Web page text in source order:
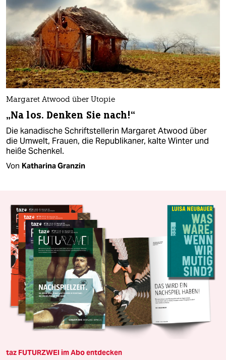
Margaret Atwood über Utopie
„Na los. Denken Sie nach!“
Die kanadische Schriftstellerin Margaret Atwood über
die Umwelt, Frauen, die Republikaner, kalte Winter und
heiße Schenkel.
Von Katharina Granzin
taz FUTURZWEI im Abo entdecken